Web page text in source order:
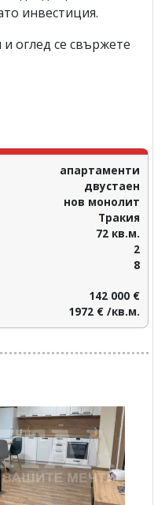
инвестиция.
оглед се свържете
апартаменти
двустаен
нов монолит
Тракия
72 кв.м.
2
8
142 000 €
1972 € /кв.м.